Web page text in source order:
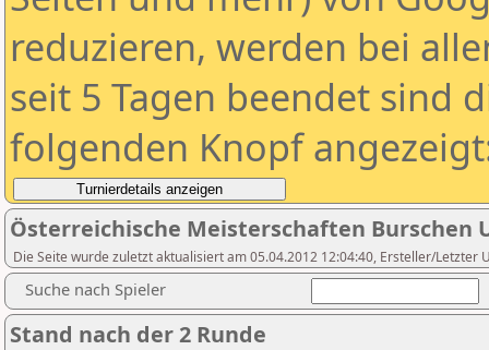
reduzieren, werden bei
seit 5 Tagen beendet sind
folgenden Knopf
Österreichische Meisterschaften Burschen
Die Seite wurde zuletzt aktualisiert am 05.04.2012 12:04:40, Ersteller/Letzter
Suche nach Spieler
Stand nach der 2 Runde